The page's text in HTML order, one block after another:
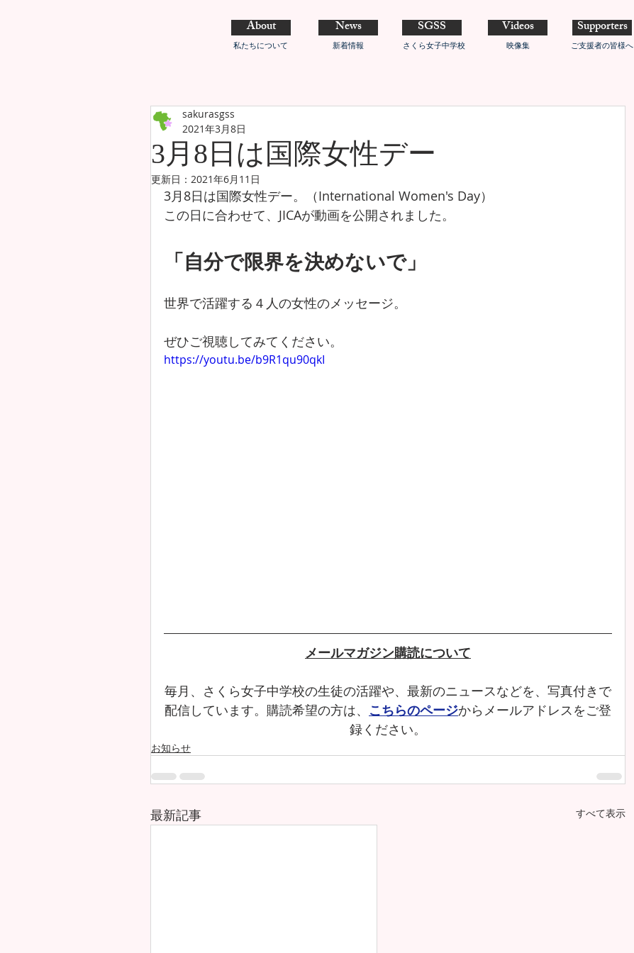
About
私たちについて
News
新着情報
SGSS
さくら女子中学校
Videos
映像集
Supporters
ご支援者の皆様へ
3月8日は国際女性デー
sakurasgss
2021年3月8日
更新日： 2021年6月11日
3月8日は国際女性デー。（International Women's Day）
この日に合わせて、JICAが動画を公開されました。
「自分で限界を決めないで」
世界で活躍する４人の女性のメッセージ。
ぜひご視聴してみてください。
https://youtu.be/b9R1qu90qkI
メールマガジン購読について
毎月、さくら女子中学校の生徒の活躍や、最新のニュースなどを、写真付きで
配信しています。購読希望の方は、 こちらのページからメールアドレスをご登
録ください。
お知らせ
最新記事 すべて表示